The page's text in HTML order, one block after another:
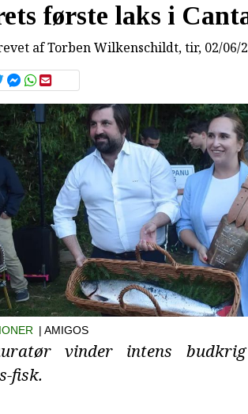
første laks i
afTorben Wilkenschildt, tir, 02/06/
| AMIGOS
vinder intens
fisk.